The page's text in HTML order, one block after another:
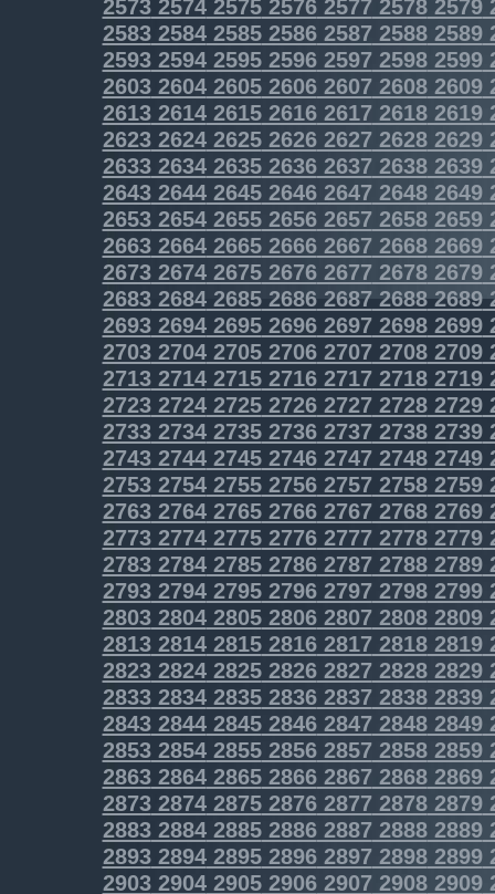
25732574257525762577 25782579
25832584258525862587 25882589
2593259425952596259725982599
2603260426052606260726082609
26132614261526162617 26182619
26232624262526262627 26282629
26332634263526362637 26382639
26432644264526462647 26482649
26532654265526562657 26582659
26632664266526662667 26682669
26732674267526762677 26782679
2683268426852686268726882689
2693269426952696269726982699
2703270427052706270727082709
2713271427152716271727182719
2723272427252726272727282729
2733273427352736273727382739
2743274427452746274727482749
2753275427552756275727582759
2763276427652766276727682769
2773277427752776277727782779
2783278427852786278727882789
2793279427952796279727982799
2803280428052806280728082809
2813281428152816281728182819
2823282428252826282728282829
2833283428352836283728382839
2843284428452846284728482849
28532854285528562857 28582859
28632864286528662867 28682869
28732874287528762877 28782879
2883288428852886288728882889
2893289428952896289728982899
2903290429052906290729082909